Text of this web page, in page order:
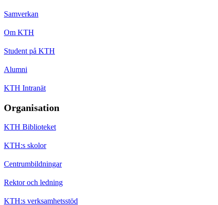
Samverkan
Om KTH
Student på KTH
Alumni
KTH Intranät
Organisation
KTH Biblioteket
KTH:s skolor
Centrumbildningar
Rektor och ledning
KTH:s verksamhetsstöd